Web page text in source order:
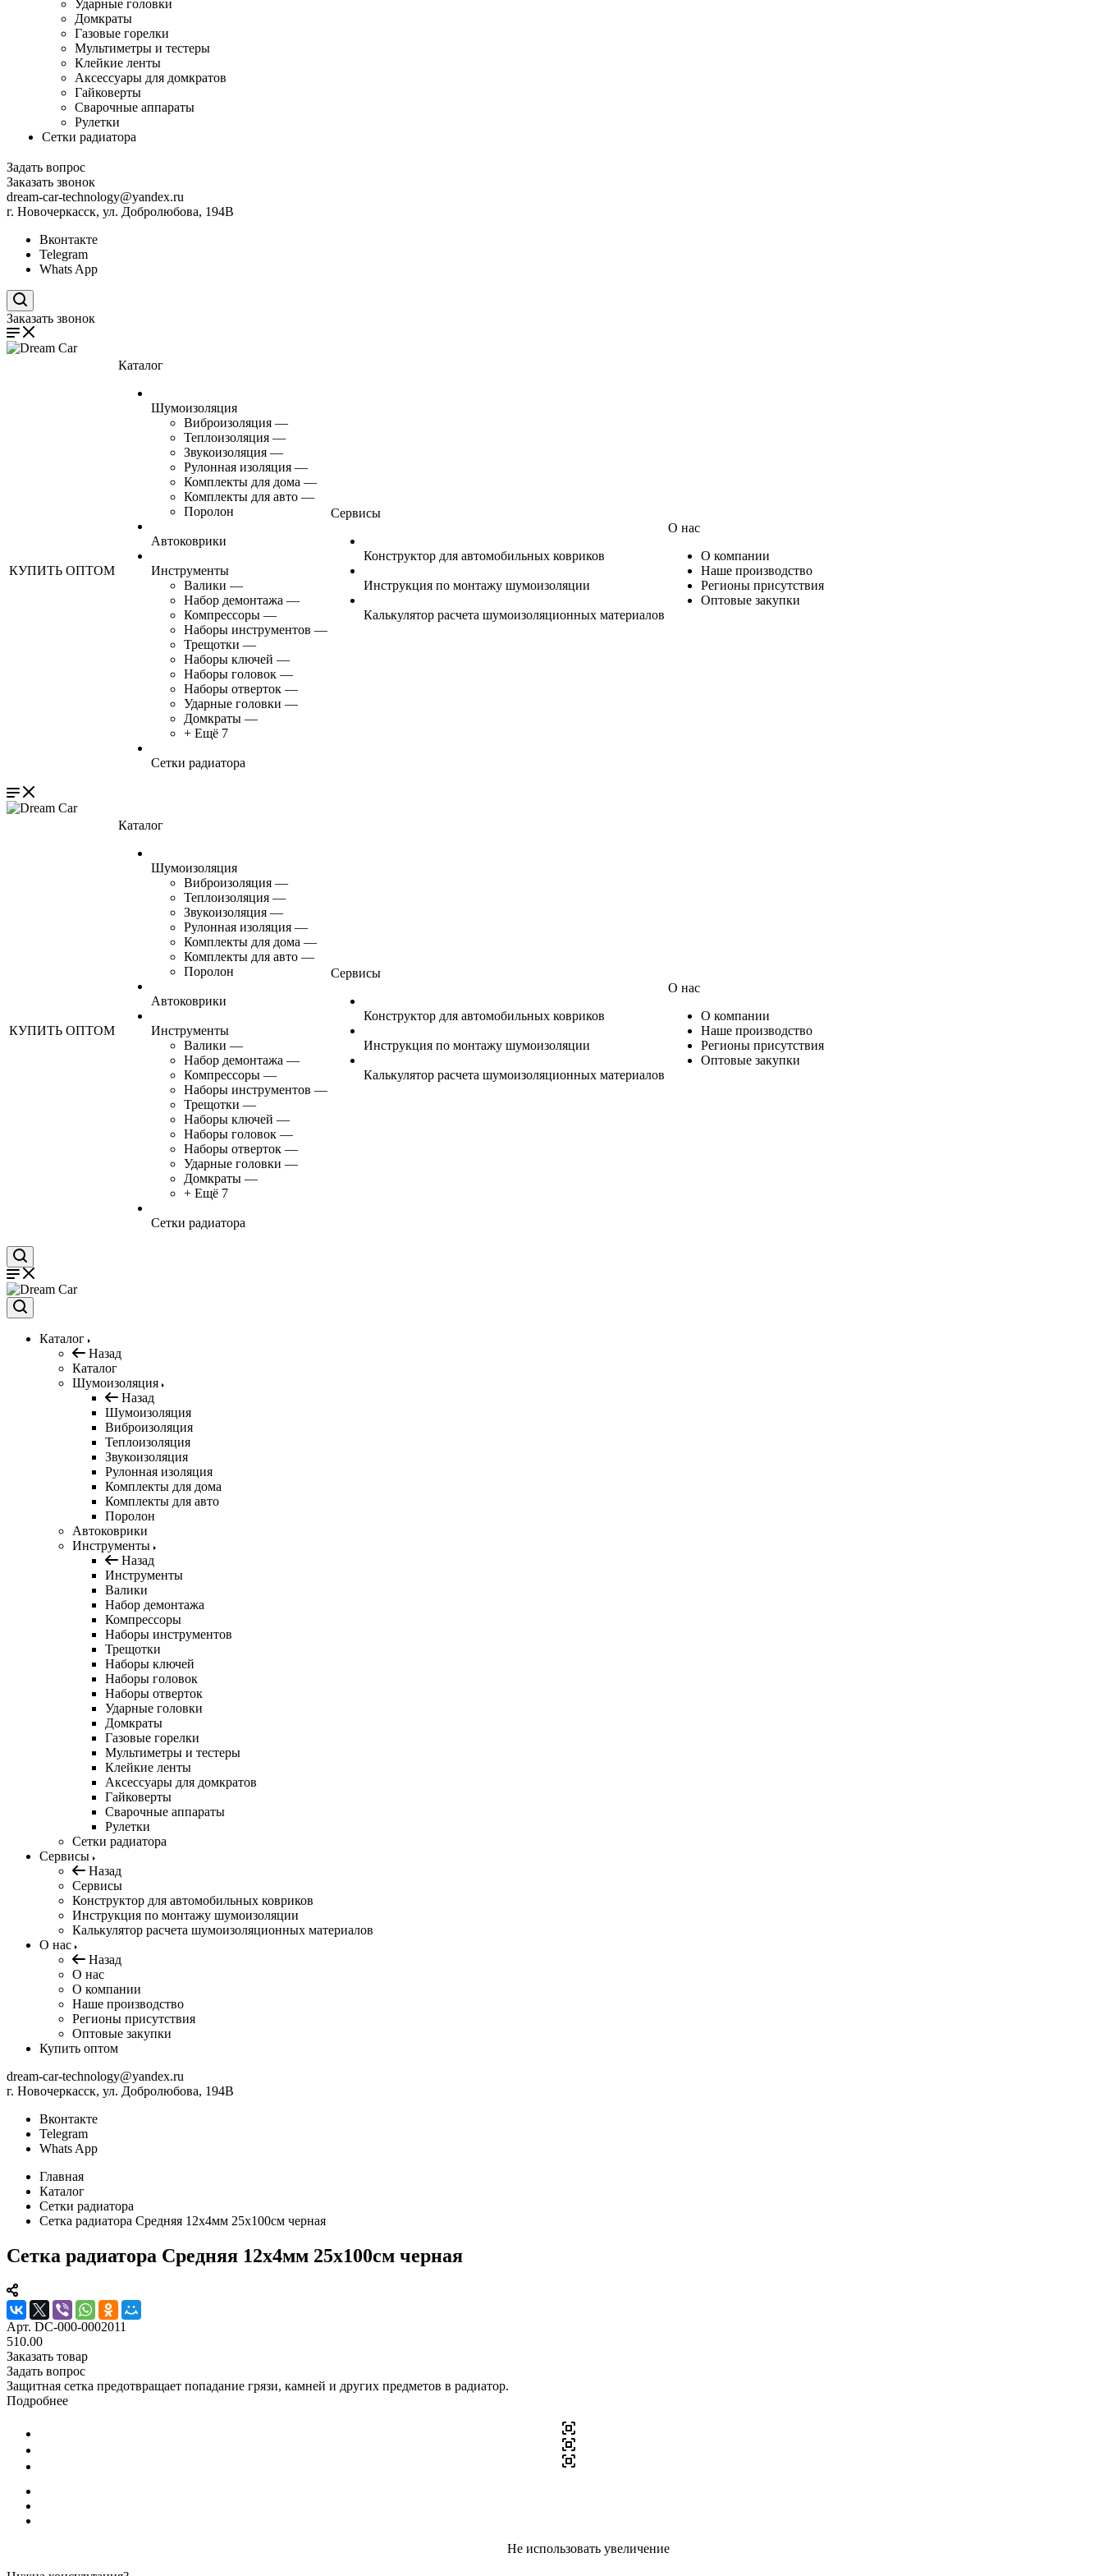
Ударные головки
Домкраты
Газовые горелки
Мультиметры и тестеры
Клейкие ленты
Аксессуары для домкратов
Гайковерты
Сварочные аппараты
Рулетки
Сетки радиатора
Задать вопрос
Заказать звонок
dream-car-technology@yandex.ru
г. Новочеркасск, ул. Добролюбова, 194В
Вконтакте
Telegram
Whats App
Заказать звонок
КУПИТЬ ОПТОМ
Каталог
Шумоизоляция
Виброизоляция —
Теплоизоляция —
Звукоизоляция —
Рулонная изоляция —
Комплекты для дома —
Комплекты для авто —
Поролон
Автоковрики
Инструменты
Валики —
Набор демонтажа —
Компрессоры —
Наборы инструментов —
Трещотки —
Наборы ключей —
Наборы головок —
Наборы отверток —
Ударные головки —
Домкраты —
+ Ещё 7
Сетки радиатора
Сервисы
Конструктор для автомобильных ковриков
Инструкция по монтажу шумоизоляции
Калькулятор расчета шумоизоляционных материалов
О нас
О компании
Наше производство
Регионы присутствия
Оптовые закупки
КУПИТЬ ОПТОМ
Каталог
Шумоизоляция
Виброизоляция —
Теплоизоляция —
Звукоизоляция —
Рулонная изоляция —
Комплекты для дома —
Комплекты для авто —
Поролон
Автоковрики
Инструменты
Валики —
Набор демонтажа —
Компрессоры —
Наборы инструментов —
Трещотки —
Наборы ключей —
Наборы головок —
Наборы отверток —
Ударные головки —
Домкраты —
+ Ещё 7
Сетки радиатора
Сервисы
Конструктор для автомобильных ковриков
Инструкция по монтажу шумоизоляции
Калькулятор расчета шумоизоляционных материалов
О нас
О компании
Наше производство
Регионы присутствия
Оптовые закупки
Каталог
Назад
Каталог
Шумоизоляция
Назад
Шумоизоляция
Виброизоляция
Теплоизоляция
Звукоизоляция
Рулонная изоляция
Комплекты для дома
Комплекты для авто
Поролон
Автоковрики
Инструменты
Назад
Инструменты
Валики
Набор демонтажа
Компрессоры
Наборы инструментов
Трещотки
Наборы ключей
Наборы головок
Наборы отверток
Ударные головки
Домкраты
Газовые горелки
Мультиметры и тестеры
Клейкие ленты
Аксессуары для домкратов
Гайковерты
Сварочные аппараты
Рулетки
Сетки радиатора
Сервисы
Назад
Сервисы
Конструктор для автомобильных ковриков
Инструкция по монтажу шумоизоляции
Калькулятор расчета шумоизоляционных материалов
О нас
Назад
О нас
О компании
Наше производство
Регионы присутствия
Оптовые закупки
Купить оптом
dream-car-technology@yandex.ru
г. Новочеркасск, ул. Добролюбова, 194В
Вконтакте
Telegram
Whats App
Главная
Каталог
Сетки радиатора
Сетка радиатора Средняя 12х4мм 25х100см черная
Сетка радиатора Средняя 12х4мм 25х100см черная
Арт. DC-000-0002011
510.00
Заказать товар
Задать вопрос
Защитная сетка предотвращает попадание грязи, камней и других предметов в радиатор.
Подробнее
Не использовать увеличение